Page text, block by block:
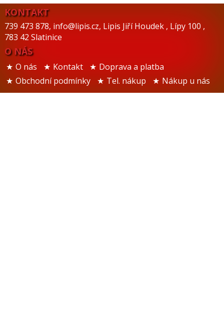
KONTAKT
739 473 878, info@lipis.cz, Lipis Jiří Houdek , Lípy 100 ,
783 42 Slatinice
O NÁS
O nás Kontakt
Doprava a platba
Obchodní podmínky
Tel. nákup Nákup u nás